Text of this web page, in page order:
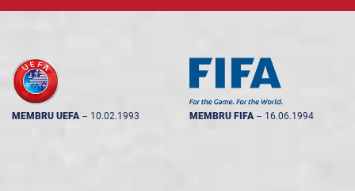
MEMBRU UEFA -- 10.02.1993 MEMBRU FIFA -- 16.06.1994